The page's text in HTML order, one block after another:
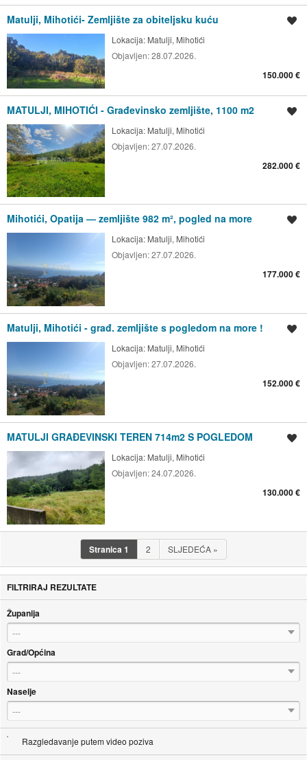
Matulji, Mihotići- Zemljište za obiteljsku kuću
Lokacija: Matulji, Mihotići
Objavljen:28.07.2026.
150.000 €
MATULJI, MIHOTIĆI - Građevinsko zemljište, 1100 m2
Lokacija: Matulji, Mihotići
Objavljen:27.07.2026.
282.000 €
Mihotići, Opatija — zemljište 982 m², pogled na more
Lokacija: Matulji, Mihotići
Objavljen:27.07.2026.
177.000 €
Matulji, Mihotići - građ. zemljište s pogledom na more !
Lokacija: Matulji, Mihotići
Objavljen:27.07.2026.
152.000 €
MATULJI GRAĐEVINSKI TEREN 714m2 S POGLEDOM
Lokacija: Matulji, Mihotići
Objavljen:24.07.2026.
130.000 €
Stranica1 2 SLJEDEĆA »
FILTRIRAJ REZULTATE
Županija
---
Grad/Općina
---
Naselje
---
Razgledavanje putem video poziva